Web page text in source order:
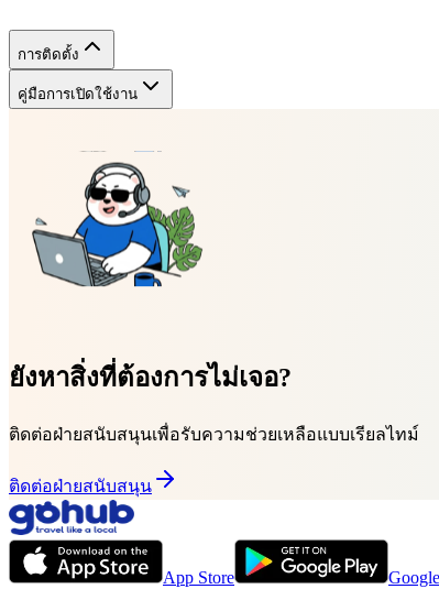
การติดตั้ง
คู่มือการเปิดใช้งาน
ยังหาสิ่งที่ต้องการไม่เจอ?
ติดต่อฝ่ายสนับสนุนเพื่อรับความช่วยเหลือแบบเรียลไทม์
ติดต่อฝ่ายสนับสนุน
App Store